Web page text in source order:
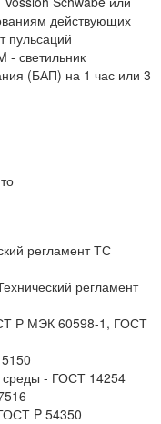
действующих
пульсаций
- светильник
(БАП) на 1 час или 3
регламент ТС
регламент
Р МЭК 60598-1, ГОСТ
- ГОСТ 14254
P 54350